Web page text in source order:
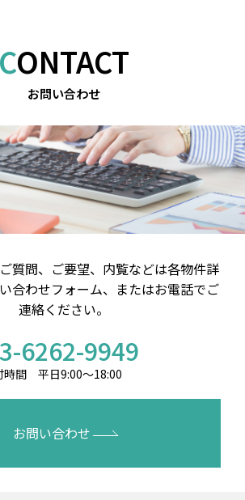
CONTACT
お問い合わせ
質問、ご要望、内覧などは各物件詳
合わせフォーム、またはお電話でご
連絡ください。
6262-9949
時間 平日9:00～18:00
お問い合わせ